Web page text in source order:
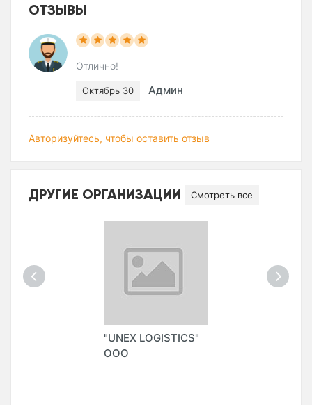
ОТЗЫВЫ
Отлично!
Октябрь 30 Админ
Авторизуйтесь, чтобы оставить отзыв
ДРУГИЕ ОРГАНИЗАЦИИ Смотреть все
"UNEX LOGISTICS"
ООО